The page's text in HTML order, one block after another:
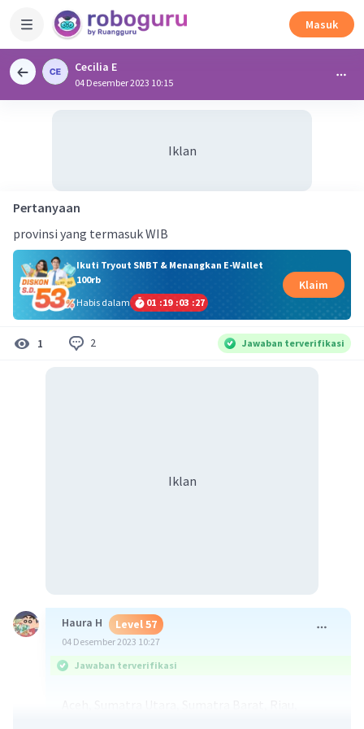
Masuk
Cecilia E
04 Desember 2023 10:15
Iklan
Pertanyaan
provinsi yang termasuk WIB
Ikuti Tryout SNBT & Menangkan E-Wallet
100rb
Habis dalam
01 :19 :03 :27
Klaim
1 2 Jawaban terverifikasi
Iklan
Haura H Level 57
04 Desember 2023 10:27
Jawaban terverifikasi